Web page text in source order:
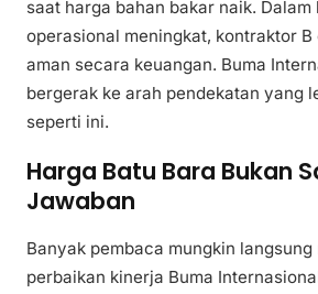
saat harga bahan bakar naik. Dalam
operasional meningkat, kontraktor
aman secara keuangan. Buma
bergerak ke arah pendekatan yang
seperti ini.
Harga Batu Bara Bukan
Jawaban
Banyak pembaca mungkin langsung
perbaikan kinerja Buma